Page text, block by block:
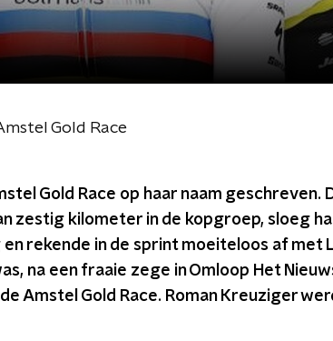
Gold Race
Gold Race op haar naam geschreven.
zestig kilometer in de kopgroep, sloeg
en rekende in de sprint moeiteloos af met
na een fraaie zege in Omloop Het
Amstel Gold Race. Roman Kreuziger